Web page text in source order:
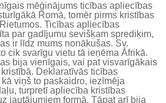
mēģinājums ticības apliecības
Romā, tomēr pirms kristības
Ticības apliecības
par gadījumu sevišķam sprediķim,
ir līdz mums nonākušas. Sv.
cik svarīgu vietu tā ieņēma Āfrikā.
bija vienīgais, vai pat visvarīgākais
Deklaratīvās ticības
viņš to paskaidro, iezīmēja
turpretī apliecība kristības
jautājumiem formā. Tāpat arī bija